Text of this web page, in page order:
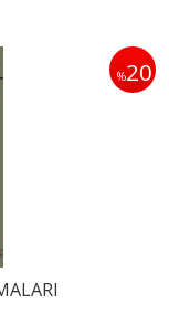
%20